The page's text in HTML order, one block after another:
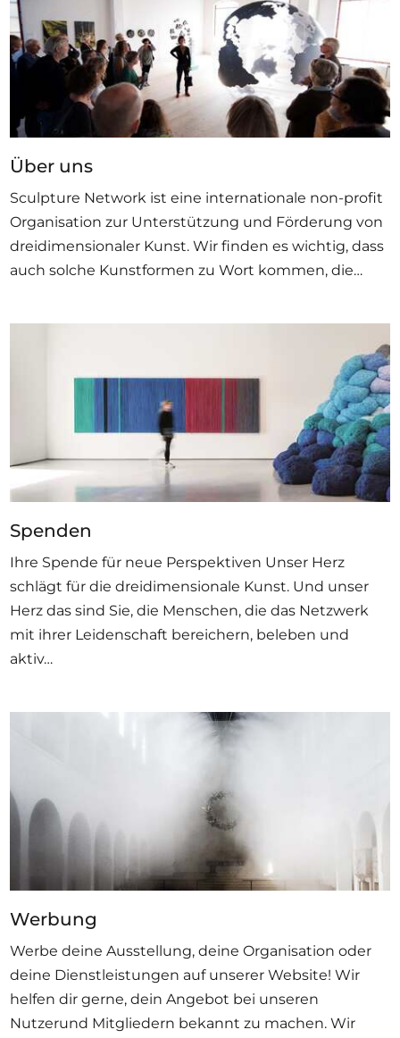
Über uns
Sculpture Network ist eine internationale non-profit
Organisation zur Unterstützung und Förderung von
dreidimensionaler Kunst. Wir finden es wichtig, dass
auch solche Kunstformen zu Wort kommen, die…
Spenden
Ihre Spende für neue Perspektiven Unser Herz
schlägt für die dreidimensionale Kunst. Und unser
Herz das sind Sie, die Menschen, die das Netzwerk
mit ihrer Leidenschaft bereichern, beleben und
aktiv…
Werbung
Werbe deine Ausstellung, deine Organisation oder
deine Dienstleistungen auf unserer Website! Wir
helfen dir gerne, dein Angebot bei unseren
Nutzerund Mitgliedern bekannt zu machen. Wir